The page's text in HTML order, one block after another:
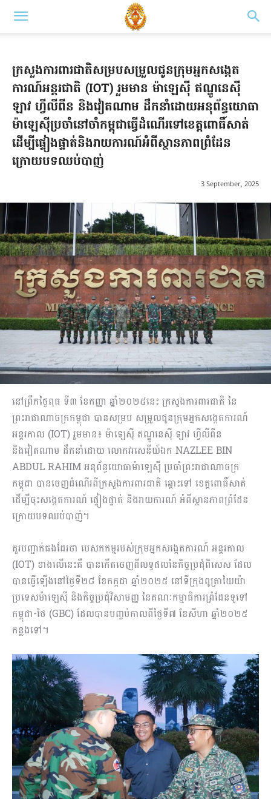
ក្រសួងការពារជាតិសម្របសម្រួលជូនក្រុមអ្នកសង្កេត
ការណ៍អន្តរជាតិ (IOT) រួមមាន ម៉ាឡេស៊ី ឥណ្ឌូនេស៊ី
ឡាវ ហ្វីលីពីន និងវៀតណាម ដឹកនាំដោយអនុព័ន្ធយោធា
ម៉ាឡេស៊ីប្រចាំនៅចាំកម្ពុជាធ្វើដំណើរទៅខេត្តពោធិ៍សាត់
ដើម្បីផ្ទៀងផ្ទាត់និងរាយការណ៍អំពីស្ថានភាពព្រំដែន
ក្រោយបទឈប់បាញ់
3 September, 2025
នៅព្រឹកថ្ងៃពុធ ទី៣ ខែកញ្ញា ឆ្នាំ២០២៥នេះ ក្រសួងការពារជាតិ នៃ
ព្រះរាជាណាចក្រកម្ពុជា បានសម្រប សម្រួលជូនក្រុមអ្នកសង្កេតការណ៍
អន្តរកាល (IOT) រួមមាន៖ ម៉ាឡេស៊ី ឥណ្ឌូនេស៊ី ឡាវ ហ្វីលីពីន
និងវៀតណាម ដឹកនាំដោយ លោកវរសេនីយ៍ឯក NAZLEE BIN
ABDUL RAHIM អនុព័ន្ធយោធាម៉ាឡេស៊ី ប្រចាំព្រះរាជាណាចក្រ
កម្ពុជា បានចេញដំណើរពីក្រសួងការពារជាតិ ឆ្ពោះទៅ ខេត្តពោធិ៍សាត់
ដើម្បីចុះសង្កេតការណ៍ ផ្ទៀងផ្ទាត់ និងរាយការណ៍ អំពីស្ថានភាពព្រំដែន
ក្រោយបទឈប់បាញ់។
គួរបញ្ជាក់ផងដែរថា បេសកកម្មរបស់ក្រុមអ្នកសង្កេតការណ៍ អន្តរកាល
(IOT) ខាងលើនេះគឺ បានកើតចេញពីលទ្ធផលនៃកិច្ចប្រជុំពិសេស ដែល
បានធ្វើឡើងនៅថ្ងៃទី២៨ ខែកក្កដា ឆ្នាំ២០២៥ នៅទីក្រុងពូត្រាយៃយ៉ា
ប្រទេសម៉ាឡេស៊ី និងកិច្ចប្រជុំវិសាមញ្ញ នៃគណៈកម្មាធិការព្រំដែនទូទៅ
កម្ពុជា-ថៃ (GBC) ដែលបានបញ្ចប់កាលពីថ្ងៃទី៧ ខែសីហា ឆ្នាំ២០២៥
កន្លងទៅ។